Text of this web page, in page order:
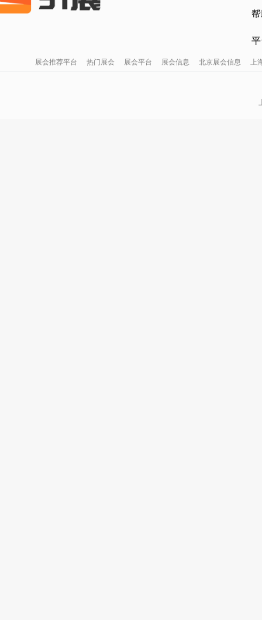
展会推荐平台 热门展会 展会平台 展会信息 北京展会信息 上